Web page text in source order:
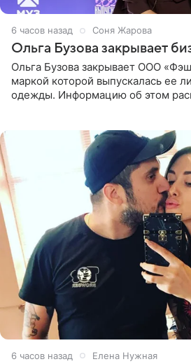
6 часов назад Соня Жарова
Ольга Бузова закрывает
Ольга Бузова закрывает ООО
маркой которой выпускалась ее
одежды. Информацию об этом
6 часов назад Елена Нужная